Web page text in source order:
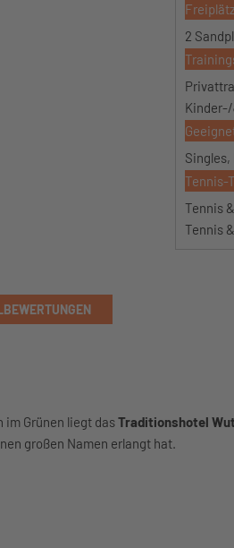
2
Tennis-
Tennis
Tennis
im Grünen liegt dasTraditionshotel
großen Namen erlangt hat.